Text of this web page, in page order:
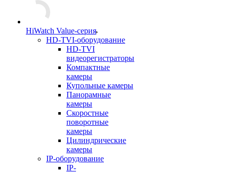
HiWatch Value-серия
HD-TVI-оборудование
HD-TVI
видеорегистраторы
Компактные
камеры
Купольные камеры
Панорамные
камеры
Скоростные
поворотные
камеры
Цилиндрические
камеры
IP-оборудование
IP-